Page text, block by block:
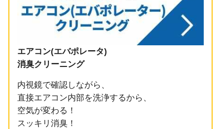
エアコン(エバポレータ)
消臭クリーニング
内視鏡で確認しながら、
直接エアコン内部を洗浄するから、
空気が変わる！
スッキリ消臭！